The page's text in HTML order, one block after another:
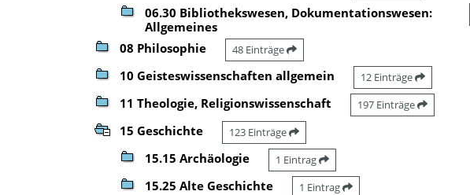
06.30 Bibliothekswesen, Dokumentationswesen:
Allgemeines
08 Philosophie 48 Einträge
10 Geisteswissenschaften allgemein 12 Einträge
11 Theologie, Religionswissenschaft 197 Einträge
15 Geschichte 123 Einträge
15.15 Archäologie 1 Eintrag
15.25 Alte Geschichte 1 Eintrag